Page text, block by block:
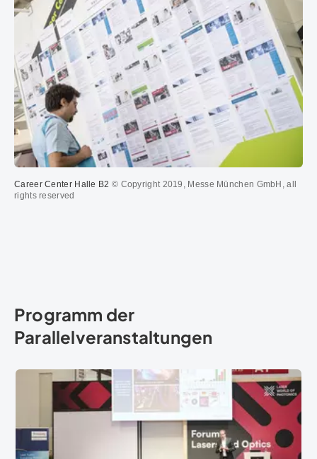
Career Center Halle B2 © Copyright 2019, Messe München GmbH, all
rights reserved
Programm der
Parallelveranstaltungen